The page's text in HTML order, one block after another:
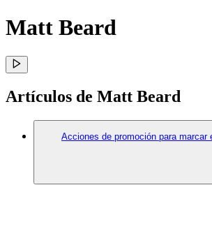
Matt Beard
Artículos de Matt Beard
Acciones de promoción para marcar